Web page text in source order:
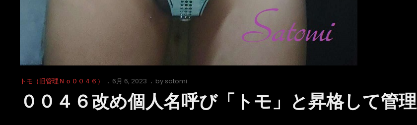
Cat
トモ（旧管理Ｎｏ００４６）
Posted
6月 6, 2023 by satomi
００４６改め個人名呼び「トモ」と昇格して管理